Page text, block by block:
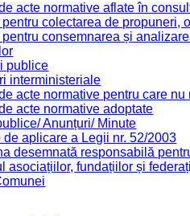
acte normative aflate în
colectarea de propuneri,
consemnarea și
publice
interministeriale
acte normative pentru care
acte normative adoptate
Anunțuri/ Minute
de aplicare a Legii nr. 52/2003
desemnată responsabilă
asociațiilor, fundațiilor și